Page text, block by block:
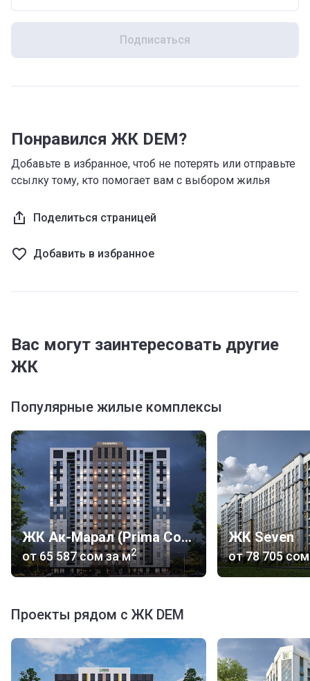
Подписаться
Понравился ЖК DEM?
Добавьте в избранное, чтоб не потерять или отправьте
ссылку тому, кто помогает вам с выбором жилья
Поделиться страницей
Добавить в избранное
Вас могут заинтересовать другие
ЖК
Популярные жилые комплексы
ЖК Ак-Марал (Prima Construction)
от‍65 587 сомза м2
ЖК Seven
от‍78 705 сом
Проекты рядом с ЖК DEM